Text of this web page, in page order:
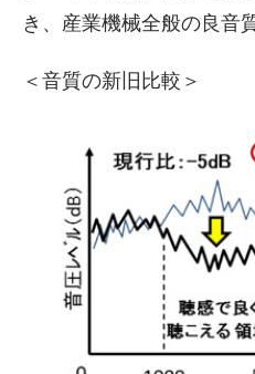
き、産業機械全般の良音
＜音質の新旧比較＞